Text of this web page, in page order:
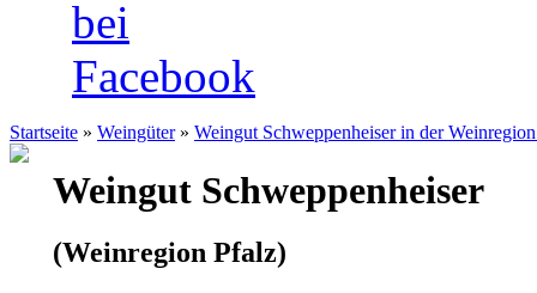
Startseite » Weingüter » Weingut Schweppenheiser in der
Weingut Schweppenheiser
(Weinregion Pfalz)